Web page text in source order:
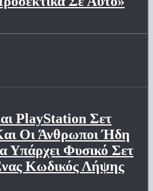
PlayStation Σετ
Οι Άνθρωποι Ήδη
Υπάρχει Φυσικό Σετ
Κωδικός Λήψης